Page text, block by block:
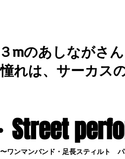
mのあしながさ
れは、サーカス
Street
ンマンバンド・足長スティルト パ